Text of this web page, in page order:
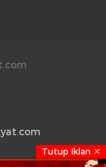
Tutup Iklan